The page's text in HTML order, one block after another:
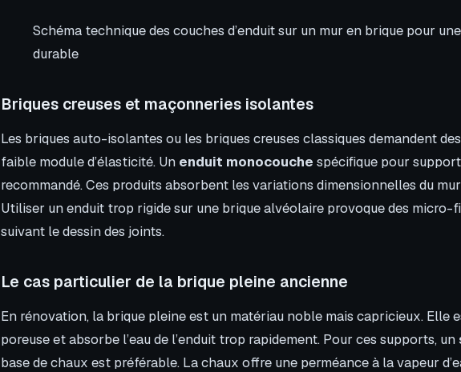
Schéma technique des couches d’enduit sur un mur en brique pour
durable
Briques creuses et maçonneries isolantes
Les briques auto-isolantes ou les briques creuses classiques demandent
faible module d’élasticité. Un enduit monocouche spécifique pour
recommandé. Ces produits absorbent les variations dimensionnelles du
Utiliser un enduit trop rigide sur une brique alvéolaire provoque des micro-
suivant le dessin des joints.
Le cas particulier de la brique pleine ancienne
En rénovation, la brique pleine est un matériau noble mais capricieux. Elle
poreuse et absorbe l’eau de l’enduit trop rapidement. Pour ces supports, un
base de chaux est préférable. La chaux offre une perméance à la vapeur